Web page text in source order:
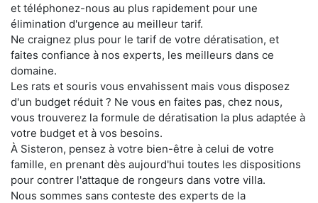
et téléphonez-nous au plus rapidement pour une
élimination d'urgence au meilleur tarif.
Ne craignez plus pour le tarif de votre dératisation, et
faites confiance à nos experts, les meilleurs dans ce
domaine.
Les rats et souris vous envahissent mais vous disposez
d'un budget réduit ? Ne vous en faites pas, chez nous,
vous trouverez la formule de dératisation la plus adaptée à
votre budget et à vos besoins.
À Sisteron, pensez à votre bien-être à celui de votre
famille, en prenant dès aujourd'hui toutes les dispositions
pour contrer l'attaque de rongeurs dans votre villa.
Nous sommes sans conteste des experts de la